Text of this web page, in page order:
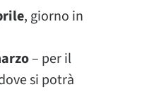
, giorno in
– per il
si potrà